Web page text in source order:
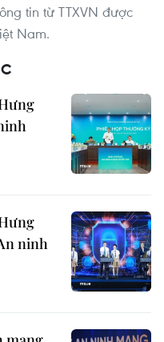
tin từ TTXVN được
Nam.
ninh